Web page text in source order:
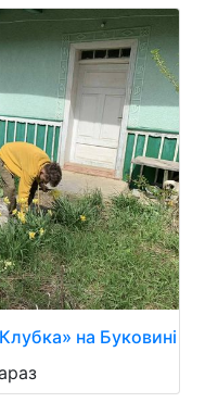
на Буковині